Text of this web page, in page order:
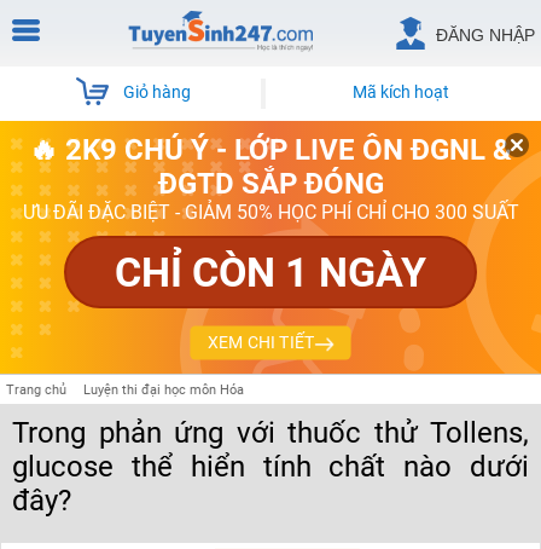
ĐĂNG NHẬP
Giỏ hàng Mã kích hoạt
🔥 2K9 CHÚ Ý - LỚP LIVE ÔN ĐGNL &
ĐGTD SẮP ĐÓNG
ƯU ĐÃI ĐẶC BIỆT - GIẢM 50% HỌC PHÍ CHỈ CHO 300 SUẤT
CHỈ CÒN 1 NGÀY
XEM CHI TIẾT
Trang chủ Luyện thi đại học môn Hóa
Trong phản ứng với thuốc thử Tollens,
glucose thể hiển tính chất nào dưới
đây?